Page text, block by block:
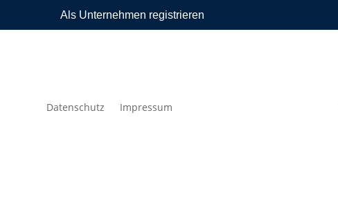
Als Unternehmen registrieren
Datenschutz Impressum